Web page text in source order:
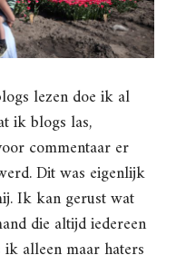
lezen doe ik al
ik blogs las,
commentaar er
Dit was eigenlijk
Ik kan gerust wat
die altijd iedereen
alleen maar haters